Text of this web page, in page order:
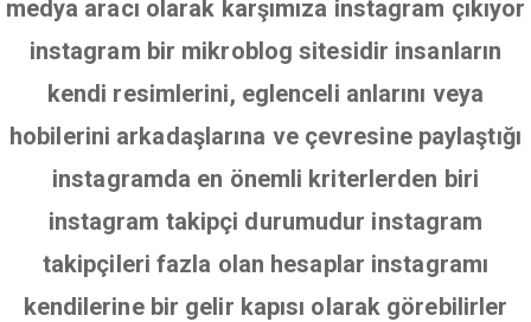
medya aracı olarak karşımıza instagram çıkıyor
instagram bir mikroblog sitesidir insanların
kendi resimlerini, eglenceli anlarını veya
hobilerini arkadaşlarına ve çevresine paylaştığı
instagramda en önemli kriterlerden biri
instagram takipçi durumudur instagram
takipçileri fazla olan hesaplar instagramı
kendilerine bir gelir kapısı olarak görebilirler